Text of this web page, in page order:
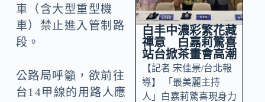
車（含大型重型機
車）禁止進入管制路
段。
公路局呼籲，欲前往
台14甲線的用路人應
白丰中濃彩繁花藏
禪意 白嘉莉驚喜
站台掀茶畫會高潮
【記者 宋佳景/台北報
導】 「最美麗主持
人」白嘉莉驚喜現身力